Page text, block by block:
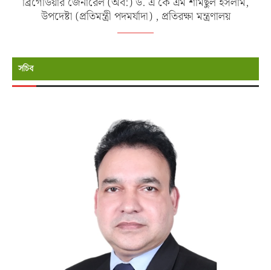
উপদেষ্টা (প্রতিমন্ত্রী পদমর্যাদা) , প্রতিরক্ষা মন্ত্রণালয়
সচিব